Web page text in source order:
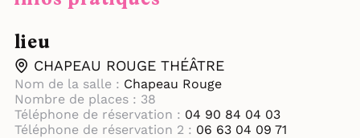
lieu
CHAPEAU ROUGE THÉÂTRE
Nom de la salle : Chapeau Rouge
Nombre de places : 38
Téléphone de réservation : 04 90 84 04 03
Téléphone de réservation 2 : 06 63 04 09 71